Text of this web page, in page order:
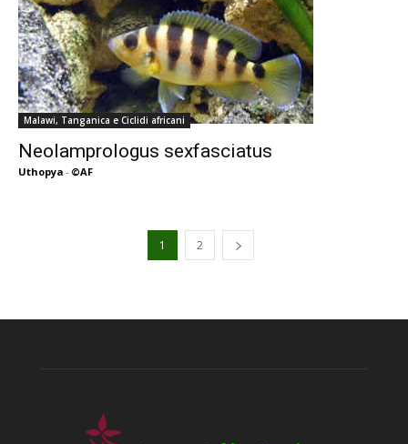
Malawi, Tanganica e Ciclidi africani
Neolamprologus sexfasciatus
Uthopya - ©AF
1 2